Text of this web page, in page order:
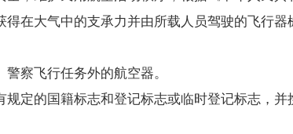
大气中的支承力并由所载人员驾驶的飞行器
察飞行任务外的航空器。
定的国籍标志和登记标志或临时登记标志，并